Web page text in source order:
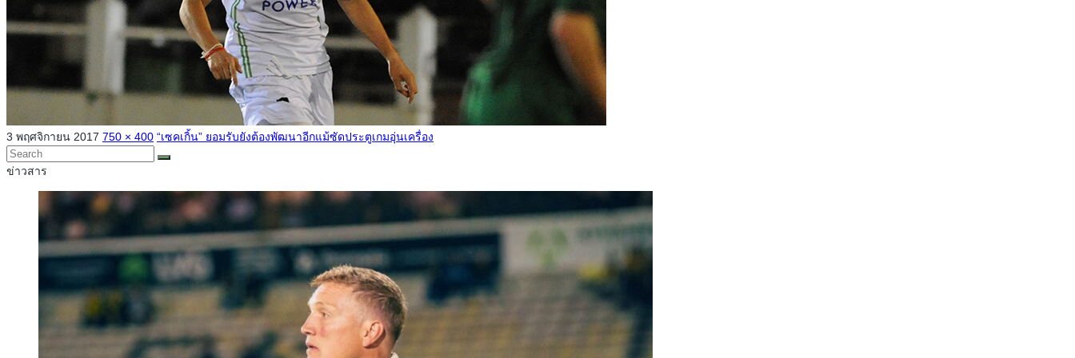
3 พฤศจิกายน 2017 750 × 400 “เซคเกิ้น” ยอมรับยังต้องพัฒนาอีกแม้ซัดประตูเกมอุ่นเครื่อง
ข่าวสาร